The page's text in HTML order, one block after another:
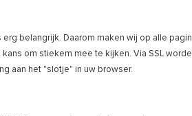
belangrijk. Daarom maken wij op alle
om stiekem mee te kijken. Via SSL
aan het "slotje" in uw browser.